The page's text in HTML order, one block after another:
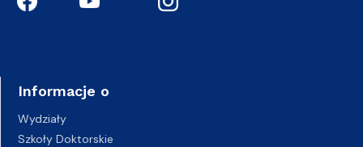
Informacje o
Wydziały
Szkoły Doktorskie